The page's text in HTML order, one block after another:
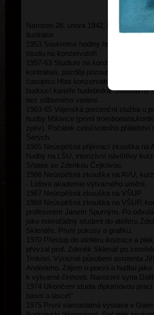
Narozen 28. února 1942, Praha. Grafik,
ilustrátor.
1953 Soukromé hodiny hry na pozoun,
studiu na konzervatoři
1957-63 Studium na konzervatoři v
kontrabas, později pozoun). Kresby do
časopisu Hlas konzervatoře. První
budoucí kariéře hudebníka. Soustavné
bez odborného vedení.
1963-65 Vojenská prezenční služba u
hudby Milovice (první
zpěv). Počátek celoživotního přátelství
Šerých.
1965 Neúspěšná přijímací zkouška na
hudby na LŠU, intenzivní návštěvy
Sňatek se Zdenkou Čejkovou.
1966 Neúspěšná zkouška na AVU,
- Lidová akademie výtvarného umění.
1967 Neúspěšná zkouška na VŠUP
1968 Neúspěšná zkouška na VŠUP,
profesorem Janem Spurným. Po
jako mimořádný student do ateliéru
Sklenáře. První pokusy o grafiku.
1970 Přestup do ateliéru ilustrace a
převzal prof. Zdeněk Sklenář po
Trnkovi. Výrazné působení asistenta
Anderleho. Zájem o poezii a hudbu jako
k výtvarné činnosti. Narození syna
1974 Ukončení studia diplomovou
básní o lásce\"
1975 První samostatná výstava v